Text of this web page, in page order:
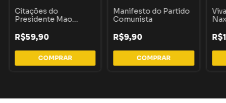
Citações do
Presidente Mao
R$59,90
Manifesto do Partido
Comunista
R$9,90